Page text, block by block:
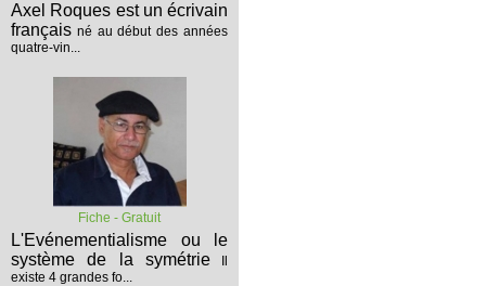
Axel Roques est un écrivain
français né au début des années
quatre-vin...
Fiche - Gratuit
L'Evénementialisme ou le
système de la symétrie
existe 4 grandes fo...